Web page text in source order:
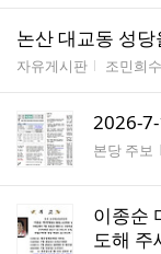
논산 대교동 성
게시판명
자유게시판 작성자
조민희
2026-
게시판명
본당 주보
이종순
도해 주